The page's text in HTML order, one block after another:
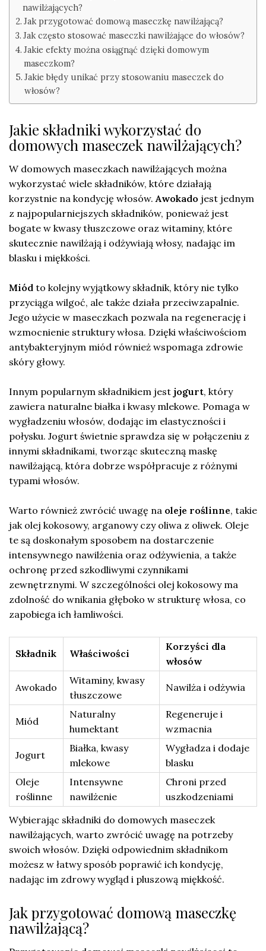
nawilżających?
Jak przygotować domową maseczkę nawilżającą?
Jak często stosować maseczki nawilżające do włosów?
Jakie efekty można osiągnąć dzięki domowym
maseczkom?
Jakie błędy unikać przy stosowaniu maseczek do
włosów?
Jakie składniki wykorzystać do
domowych maseczek nawilżających?
W domowych maseczkach nawilżających można
wykorzystać wiele składników, które działają
korzystnie na kondycję włosów. Awokado jest jednym
z najpopularniejszych składników, ponieważ jest
bogate w kwasy tłuszczowe oraz witaminy, które
skutecznie nawilżają i odżywiają włosy, nadając im
blasku i miękkości.
Miód to kolejny wyjątkowy składnik, który nie tylko
przyciąga wilgoć, ale także działa przeciwzapalnie.
Jego użycie w maseczkach pozwala na regenerację i
wzmocnienie struktury włosa. Dzięki właściwościom
antybakteryjnym miód również wspomaga zdrowie
skóry głowy.
Innym popularnym składnikiem jest jogurt, który
zawiera naturalne białka i kwasy mlekowe. Pomaga w
wygładzeniu włosów, dodając im elastyczności i
połysku. Jogurt świetnie sprawdza się w połączeniu z
innymi składnikami, tworząc skuteczną maskę
nawilżającą, która dobrze współpracuje z różnymi
typami włosów.
Warto również zwrócić uwagę na oleje roślinne, takie
jak olej kokosowy, arganowy czy oliwa z oliwek. Oleje
te są doskonałym sposobem na dostarczenie
intensywnego nawilżenia oraz odżywienia, a także
ochronę przed szkodliwymi czynnikami
zewnętrznymi. W szczególności olej kokosowy ma
zdolność do wnikania głęboko w strukturę włosa, co
zapobiega ich łamliwości.
Składnik Właściwości
Korzyści dla
włosów
Awokado
Witaminy, kwasy
tłuszczowe
Nawilża i odżywia
Miód
Naturalny
humektant
Regeneruje i
wzmacnia
Jogurt
Białka, kwasy
mlekowe
Wygładza i dodaje
blasku
Oleje
roślinne
Intensywne
nawilżenie
Chroni przed
uszkodzeniami
Wybierając składniki do domowych maseczek
nawilżających, warto zwrócić uwagę na potrzeby
swoich włosów. Dzięki odpowiednim składnikom
możesz w łatwy sposób poprawić ich kondycję,
nadając im zdrowy wygląd i pluszową miękkość.
Jak przygotować domową maseczkę
nawilżającą?